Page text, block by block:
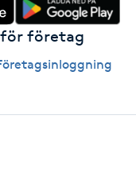
företag